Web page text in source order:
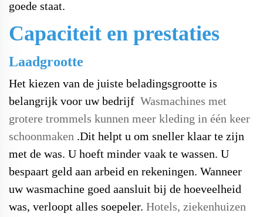
goede staat.
Capaciteit en prestaties
Laadgrootte
Het kiezen van de juiste beladingsgrootte is
belangrijk voor uw bedrijf Wasmachines met
grotere trommels kunnen meer kleding in één keer
schoonmaken .Dit helpt u om sneller klaar te zijn
met de was. U hoeft minder vaak te wassen. U
bespaart geld aan arbeid en rekeningen. Wanneer
uw wasmachine goed aansluit bij de hoeveelheid
was, verloopt alles soepeler. Hotels, ziekenhuizen